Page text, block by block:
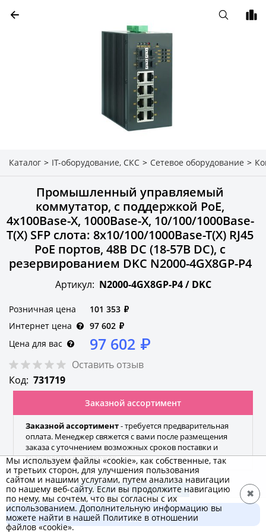
Каталог > IT-оборудование, СКС > Сетевое оборудование >
Промышленный управляемый
коммутатор, с поддержкой PoE,
4x100Base-X, 1000Base-X, 10/100/1000Base-
T(X) SFP слота: 8x10/100/1000Base-T(X) RJ45
PoE портов, 48В DC (18-57В DC), с
резервированием DKC N2000-4GX8GP-P4
Артикул: N2000-4GX8GP-P4 / DKC
Розничная цена 101 353 ₽
Интернет цена
97 602 ₽
Цена для вас
97 602 ₽
Оставить отзыв
Код: 731719
Заказной ассортимент
Заказной ассортимент- требуется предварительная
оплата. Менеджер свяжется с вами после размещения
заказа с уточнением возможных сроков поставки и
транспортных издержек.
Этот товар в ЭКС.Бизнес
В корзину
97 602 ₽
Мы используем файлы «cookie», как собственные, так
и третьих сторон, для улучшения пользования
сайтом и нашими услугами, путем анализа навигации
по нашему веб-сайту. Если вы продолжите навигацию
по нему, мы сочтем, что вы согласны с их
использованием. Дополнительную информацию вы
можете найти в нашей Политике в отношении
файлов «cookie».
✖